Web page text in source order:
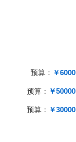
预算： ￥6000
预算： ￥50000
预算： ￥30000